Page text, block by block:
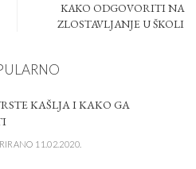
KAKO ODGOVORITI NA
ZLOSTAVLJANJE U ŠKOLI
KAŠLJA I KAKO GA
11.02.2020.